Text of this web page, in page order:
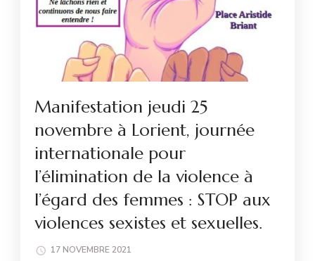
Manifestation jeudi 25
novembre à Lorient, journée
internationale pour
l’élimination de la violence à
l’égard des femmes : STOP aux
violences sexistes et sexuelles.
17 NOVEMBRE 2021